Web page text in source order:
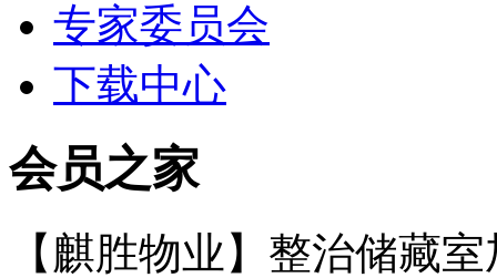
专家委员会
下载中心
会员之家
【麒胜物业】整治储藏